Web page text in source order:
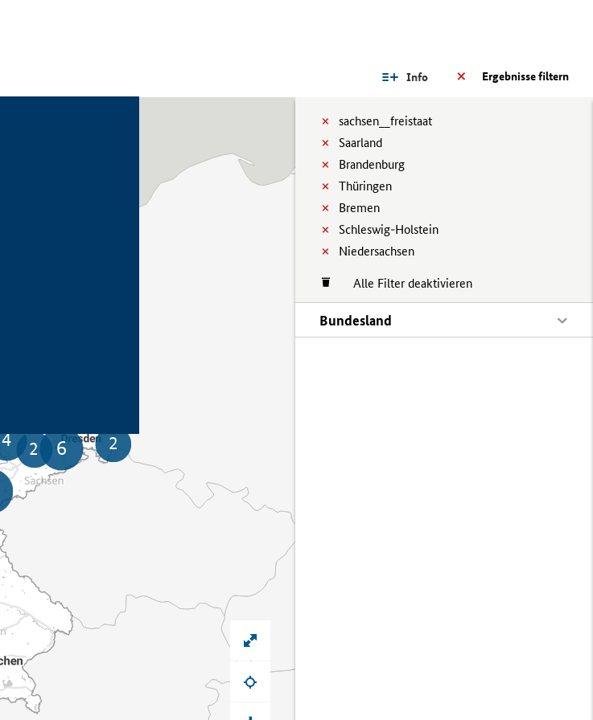
Ergebnisse filtern
Info
sachsen__freistaat
Saarland
Brandenburg
Thüringen
Bremen
Schleswig-Holstein
Niedersachsen
Alle Filter deaktivieren
Bundesland